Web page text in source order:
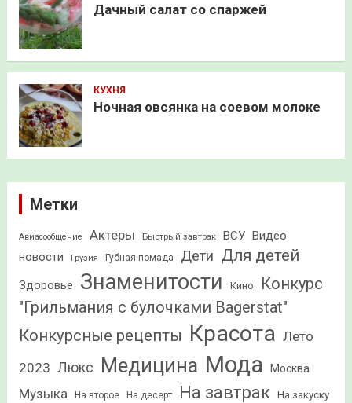
Дачный салат со спаржей
КУХНЯ
Ночная овсянка на соевом молоке
Метки
Авиасообщение Актеры Быстрый завтрак ВСУ Видео
новости
Грузия Губная помада Дети Для детей
Здоровье Знаменитости Кино
Конкурс
"Грильмания с булочками Bagerstat"
Конкурсные рецепты Красота Лето
2023 Люкс Медицина Мода Москва
Музыка На второе На десерт На завтрак На закуску